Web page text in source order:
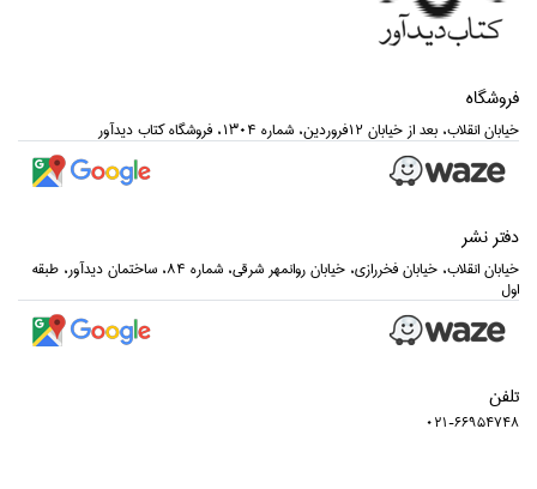
فروشگاه
خيابان انقلاب، بعد از خيابان 12فروردين، شماره 1304، فروشگاه كتاب ديدآور
دفتر نشر
خيابان انقلاب، خيابان فخررازي، خيابان روانمهر شرقي، شماره 84، ساختمان ديدآور، طبقه
اول
تلفن
021-66954748